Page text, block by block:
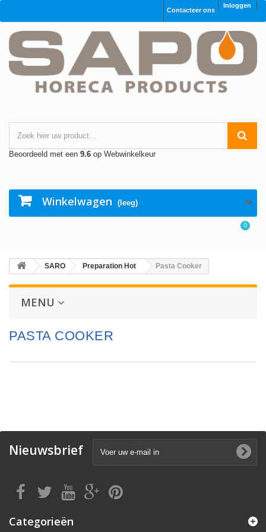
Inloggen
Contacteer ons
Beoordeeld met een 9.6 op Webwinkelkeur
Winkelwagen (leeg)
0
SARO Preparation Hot Pasta Cooker
MENU
PASTA COOKER
Nieuwsbrief
Categorieën